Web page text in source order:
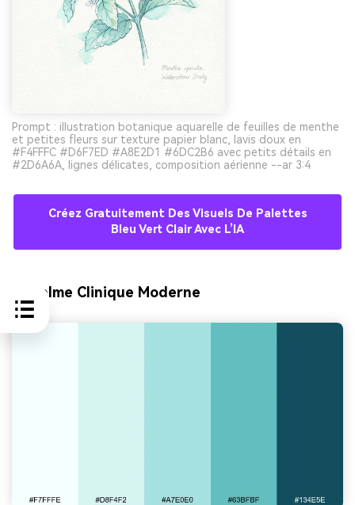
Prompt : illustration botanique aquarelle de feuilles de menthe
et petites fleurs sur texture papier blanc, lavis doux en
#F4FFFC #D6F7ED #A8E2D1 #6DC2B6 avec petits détails en
#2D6A6A, lignes délicates, composition aérienne --ar 3:4
Créez Gratuitement Des Visuels De Palettes
Bleu Vert Clair Avec L’IA
9) Calme Clinique Moderne